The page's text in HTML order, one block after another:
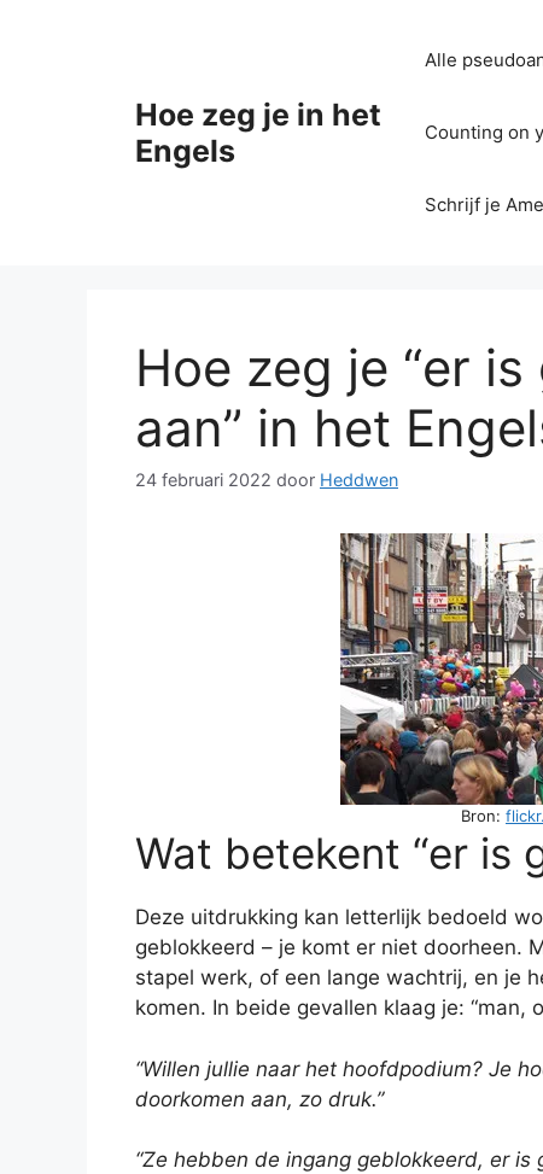
Hoe zeg je in het
Engels
Alle
Counting on
Schrijf je
Hoe zeg je “er
aan” in het
24 februari 2022 door Heddwen
Bron:
Wat betekent “er is
Deze uitdrukking kan letterlijk bedoeld
geblokkeerd – je komt er niet doorheen.
stapel werk, of een lange wachtrij, en je
komen. In beide gevallen klaag je: “man,
“Willen jullie naar het hoofdpodium? Je
doorkomen aan, zo druk.”
“Ze hebben de ingang geblokkeerd, er is